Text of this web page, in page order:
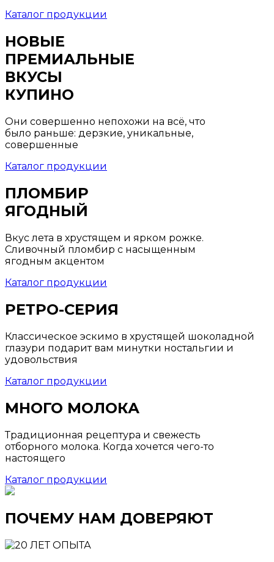
Каталог продукции
НОВЫЕ
ПРЕМИАЛЬНЫЕ
ВКУСЫ
КУПИНО
Они совершенно непохожи на всё, что
было раньше: дерзкие, уникальные,
совершенные
Каталог продукции
ПЛОМБИР
ЯГОДНЫЙ
Вкус лета в хрустящем и ярком рожке.
Сливочный пломбир с насыщенным
ягодным акцентом
Каталог продукции
РЕТРО-СЕРИЯ
Классическое эскимо в хрустящей шоколадной
глазури подарит вам минутки ностальгии и
удовольствия
Каталог продукции
МНОГО МОЛОКА
Традиционная рецептура и свежесть
отборного молока. Когда хочется чего-то
настоящего
Каталог продукции
ПОЧЕМУ НАМ ДОВЕРЯЮТ